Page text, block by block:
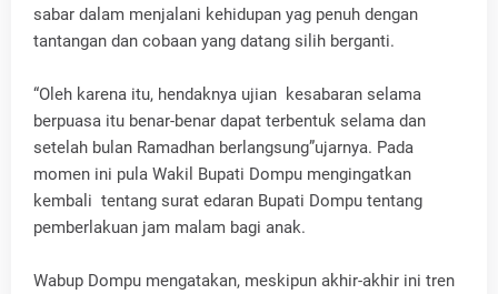
sabar dalam menjalani kehidupan yag penuh dengan
tantangan dan cobaan yang datang silih berganti.
“Oleh karena itu, hendaknya ujian kesabaran selama
berpuasa itu benar-benar dapat terbentuk selama dan
setelah bulan Ramadhan berlangsung”ujarnya. Pada
momen ini pula Wakil Bupati Dompu mengingatkan
kembali tentang surat edaran Bupati Dompu tentang
pemberlakuan jam malam bagi anak.
Wabup Dompu mengatakan, meskipun akhir-akhir ini tren